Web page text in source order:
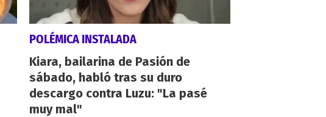
POLÉMICA INSTALADA
Kiara, bailarina de Pasión de
sábado, habló tras su duro
descargo contra Luzu: "La pasé
muy mal"